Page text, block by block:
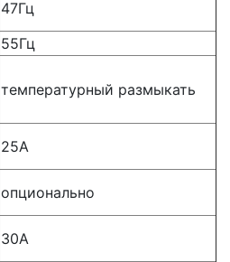
47Гц
55Гц
температурный размыкать
25А
опционально
30А